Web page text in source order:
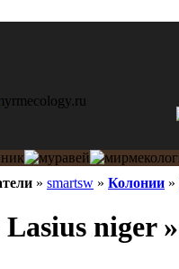
» smartsw » Колонии »
Lasius niger